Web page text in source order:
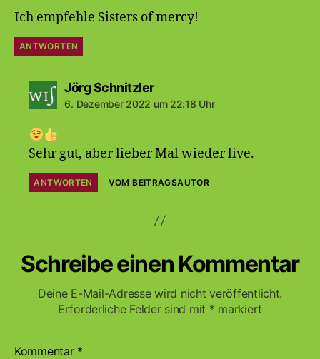
Ich empfehle Sisters of mercy!
ANTWORTEN
Jörg Schnitzlersagt:
6. Dezember 2022 um 22:18 Uhr
Sehr gut, aber lieber Mal wieder live.
ANTWORTEN VOM BEITRAGSAUTOR
Schreibe einen Kommentar
Deine E-Mail-Adresse wird nicht veröffentlicht.
Erforderliche Felder sind mit * markiert
Kommentar *